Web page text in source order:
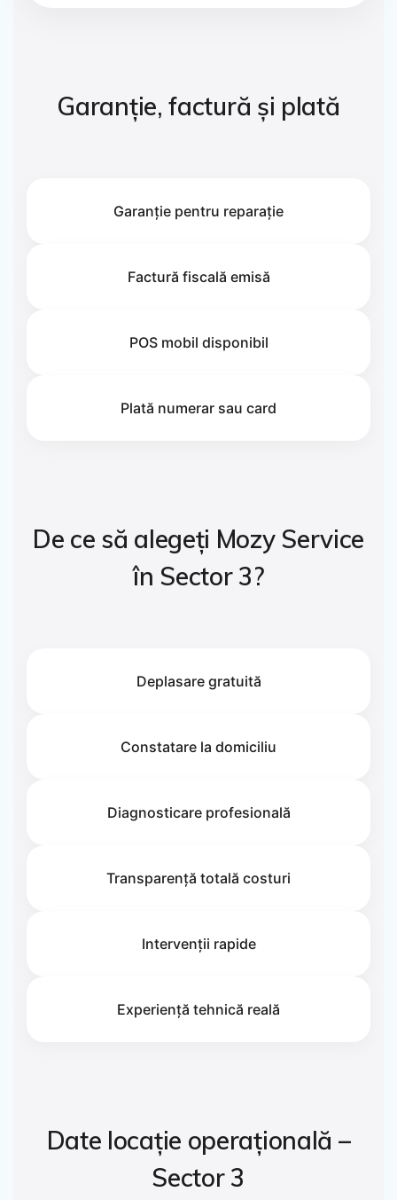
Garanție, factură și plată
Garanție pentru reparație
Factură fiscală emisă
POS mobil disponibil
Plată numerar sau card
De ce să alegeți Mozy Service
în Sector 3?
Deplasare gratuită
Constatare la domiciliu
Diagnosticare profesională
Transparență totală costuri
Intervenții rapide
Experiență tehnică reală
Date locație operațională –
Sector 3